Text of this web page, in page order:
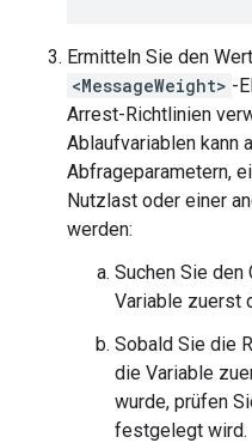
Ermitteln Sie den
<MessageWeight> -
Arrest-Richtlinien
Ablaufvariablen kann
Abfrageparametern,
Nutzlast oder einer
werden:
Suchen Sie
Variable zuerst
Sobald Sie die
die Variable
wurde, prüfen
festgelegt wird.